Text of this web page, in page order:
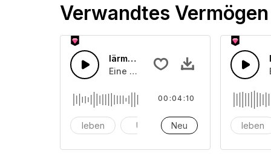
Verwandtes Vermögen
lärmende Menschen 26
Eine Ansammlung lärmenden und
leben Uhr Alarm
00:04:10
Neu leben